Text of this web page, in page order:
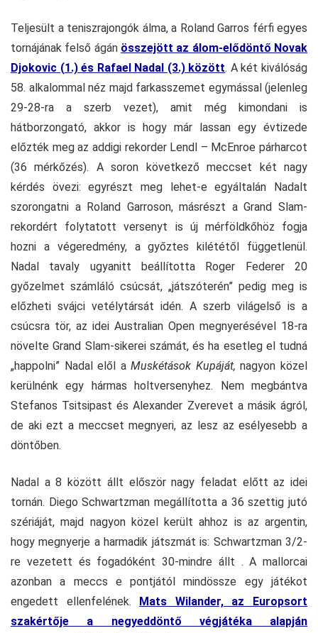
Teljesült a teniszrajongók álma, a Roland Garros férfi egyes
tornájának felső ágán összejött az álom-elődöntő Novak
Djokovic (1.) és Rafael Nadal (3.) között. A két kiválóság
58. alkalommal néz majd farkasszemet egymással (jelenleg
29-28-ra a szerb vezet), amit még kimondani is
hátborzongató, akkor is hogy már lassan egy évtizede
előzték meg az addigi rekorder Lendl – McEnroe párharcot
(36 mérkőzés). A soron következő meccset két nagy
kérdés övezi: egyrészt meg lehet-e egyáltalán Nadalt
szorongatni a Roland Garroson, másrészt a Grand Slam-
rekordért folytatott versenyt is új mérföldkőhöz fogja
hozni a végeredmény, a győztes kilététől függetlenül.
Nadal tavaly ugyanitt beállította Roger Federer 20
győzelmet számláló csúcsát, „játszóterén” pedig meg is
előzheti svájci vetélytársát idén. A szerb világelső is a
csúcsra tör, az idei Australian Open megnyerésével 18-ra
növelte Grand Slam-sikerei számát, és ha esetleg el tudná
„happolni” Nadal elől aMuskétások Kupáját,nagyon közel
kerülnénk egy hármas holtversenyhez. Nem megbántva
Stefanos Tsitsipast és Alexander Zverevet a másik ágról,
de aki ezt a meccset megnyeri, az lesz az esélyesebb a
döntőben.
Nadal a 8 között állt először nagy feladat előtt az idei
tornán. Diego Schwartzman megállította a 36 szettig jutó
szériáját, majd nagyon közel került ahhoz is az argentin,
hogy megnyerje a harmadik játszmát is: Schwartzman 3/2-
re vezetett és fogadóként 30-mindre állt . A mallorcai
azonban a meccs e pontjától mindössze egy játékot
engedett ellenfelének. Mats Wilander, az Europsort
szakértője a negyeddöntő végjátéka alapján